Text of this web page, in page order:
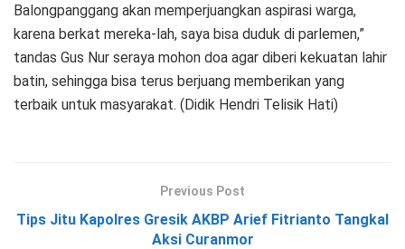
Balongpanggang akan memperjuangkan aspirasi warga,
karena berkat mereka-lah, saya bisa duduk di parlemen,”
tandas Gus Nur seraya mohon doa agar diberi kekuatan lahir
batin, sehingga bisa terus berjuang memberikan yang
terbaik untuk masyarakat. (Didik Hendri Telisik Hati)
Previous Post
Tips Jitu Kapolres Gresik AKBP Arief Fitrianto Tangkal
Aksi Curanmor